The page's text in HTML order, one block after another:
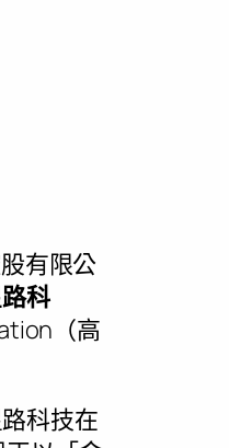
有限公
科
（高
科技在